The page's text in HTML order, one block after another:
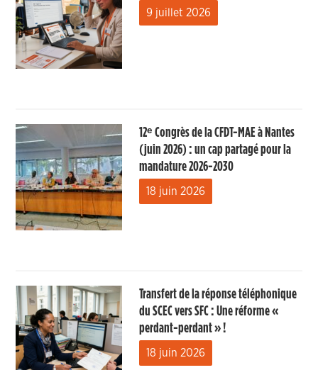
9 juillet 2026
12ᵉ Congrès de la CFDT-MAE à Nantes
(juin 2026) : un cap partagé pour la
mandature 2026-2030
18 juin 2026
Transfert de la réponse téléphonique
du SCEC vers SFC : Une réforme «
perdant-perdant » !
18 juin 2026